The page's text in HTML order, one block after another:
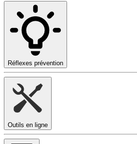
Réflexes prévention
Outils en ligne